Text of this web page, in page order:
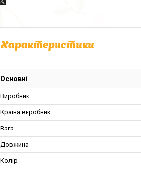
Характеристики
Основні
Виробник
Країна виробник
Вага
Довжина
Колір